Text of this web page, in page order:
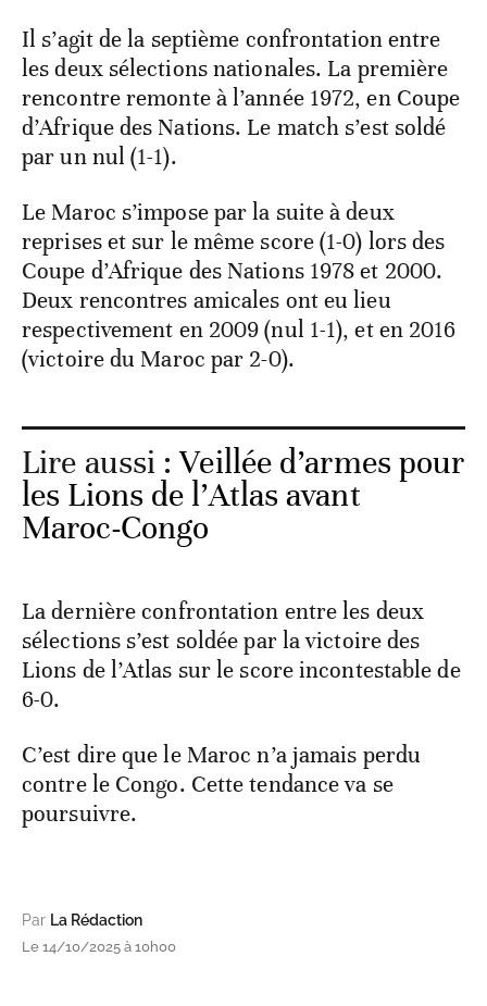
Il s’agit de la septième confrontation entre
les deux sélections nationales. La première
rencontre remonte à l’année 1972, en Coupe
d’Afrique des Nations. Le match s’est soldé
par un nul (1-1).
Le Maroc s’impose par la suite à deux
reprises et sur le même score (1-0) lors des
Coupe d’Afrique des Nations 1978 et 2000.
Deux rencontres amicales ont eu lieu
respectivement en 2009 (nul 1-1), et en 2016
(victoire du Maroc par 2-0).
Lire aussi :Veillée d’armes pour
les Lions de l’Atlas avant
Maroc-Congo
La dernière confrontation entre les deux
sélections s’est soldée par la victoire des
Lions de l’Atlas sur le score incontestable de
6-0.
C’est dire que le Maroc n’a jamais perdu
contre le Congo. Cette tendance va se
poursuivre.
Par La Rédaction
Le 14/10/2025 à 10h00